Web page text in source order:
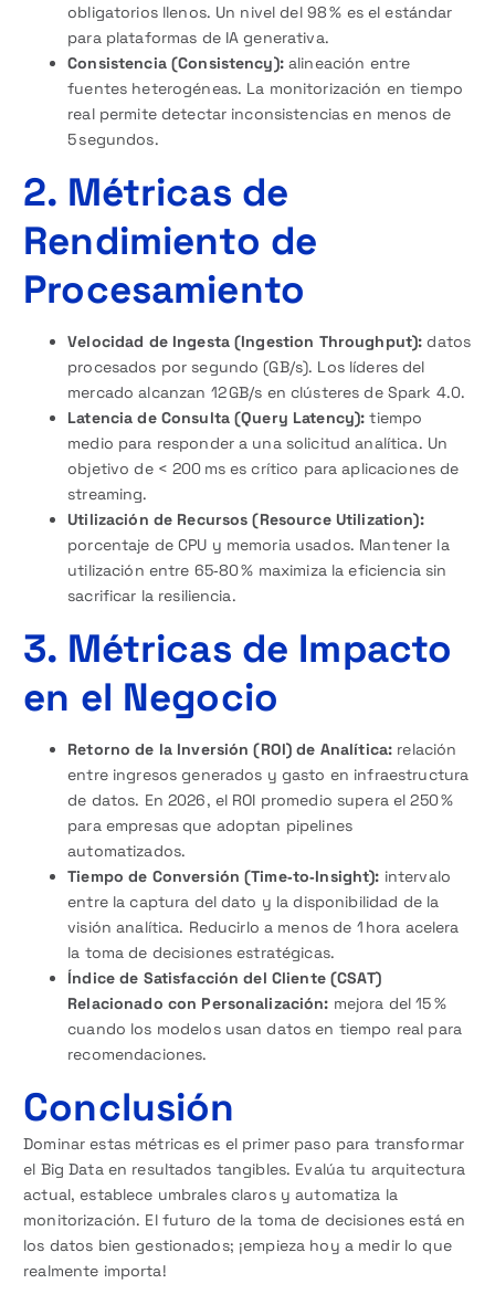
obligatorios llenos. Un nivel del 98 % es el estándar
para plataformas de IA generativa.
Consistencia (Consistency):alineación entre
fuentes heterogéneas. La monitorización en tiempo
real permite detectar inconsistencias en menos de
5 segundos.
2. Métricas de
Rendimiento de
Procesamiento
Velocidad de Ingesta (Ingestion Throughput): datos
procesados por segundo (GB/s). Los líderes del
mercado alcanzan 12 GB/s en clústeres de Spark 4.0.
Latencia de Consulta (Query Latency): tiempo
medio para responder a una solicitud analítica. Un
objetivo de < 200 ms es crítico para aplicaciones de
streaming.
Utilización de Recursos (Resource Utilization):
porcentaje de CPU y memoria usados. Mantener la
utilización entre 65‑80 % maximiza la eficiencia sin
sacrificar la resiliencia.
3. Métricas de Impacto
en el Negocio
Retorno de la Inversión (ROI) de Analítica: relación
entre ingresos generados y gasto en infraestructura
de datos. En 2026, el ROI promedio supera el 250 %
para empresas que adoptan pipelines
automatizados.
Tiempo de Conversión (Time‑to‑Insight): intervalo
entre la captura del dato y la disponibilidad de la
visión analítica. Reducirlo a menos de 1 hora acelera
la toma de decisiones estratégicas.
Índice de Satisfacción del Cliente (CSAT)
Relacionado con Personalización: mejora del 15 %
cuando los modelos usan datos en tiempo real para
recomendaciones.
Conclusión
Dominar estas métricas es el primer paso para transformar
el Big Data en resultados tangibles. Evalúa tu arquitectura
actual, establece umbrales claros y automatiza la
monitorización. El futuro de la toma de decisiones está en
los datos bien gestionados; ¡empieza hoy a medir lo que
realmente importa!